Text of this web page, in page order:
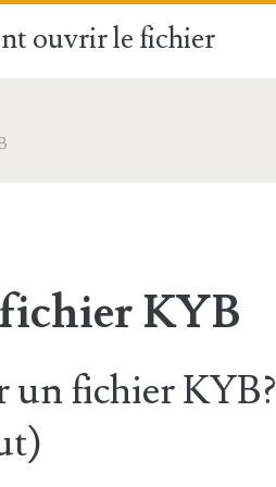
ouvrir le fichier
KYB
fichier KYB?